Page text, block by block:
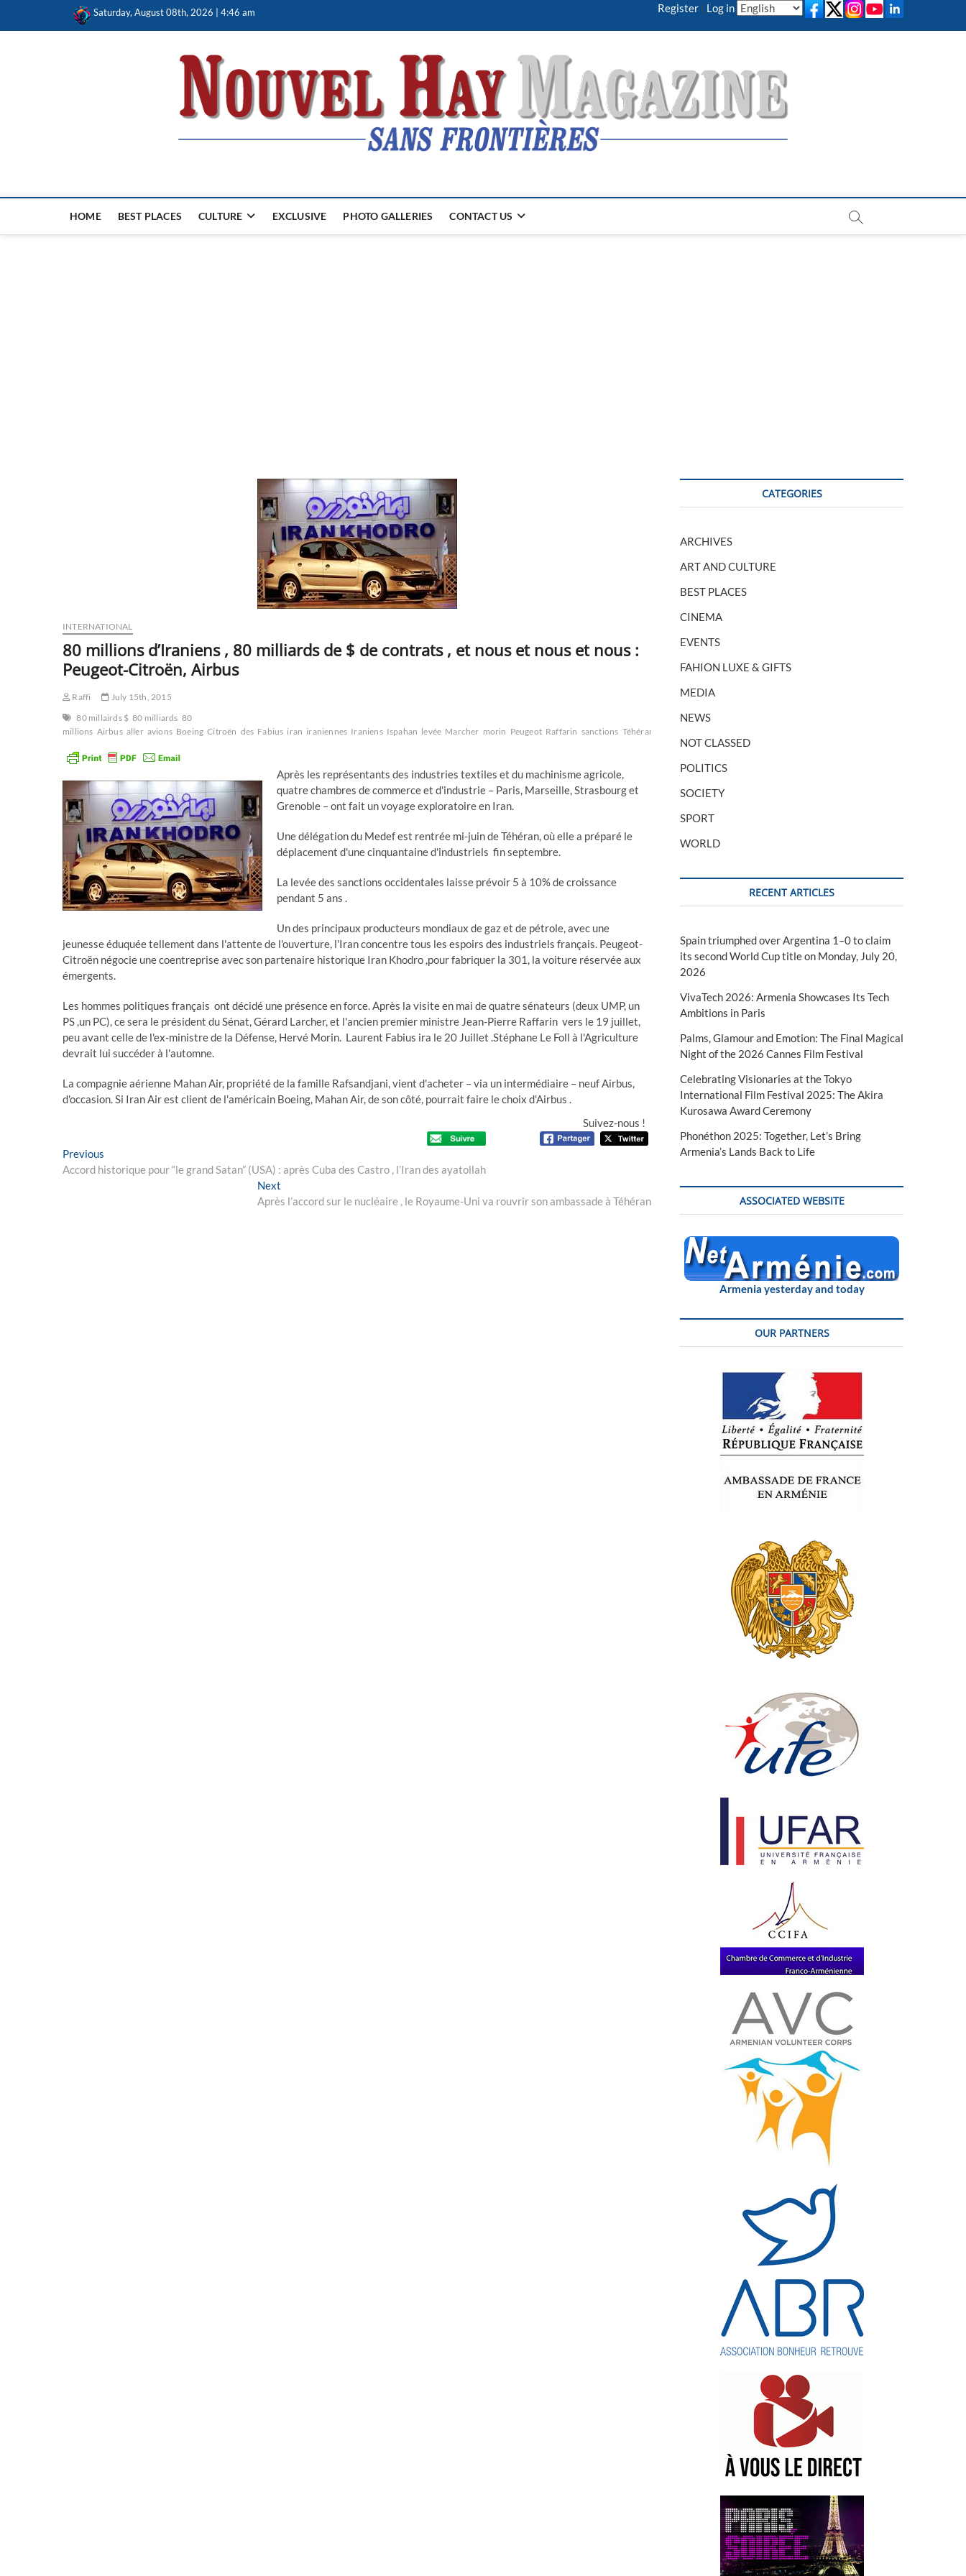
Saturday, August 08th, 2026 | 4:46 am Register | Log in
HOME BEST PLACES CULTURE EXCLUSIVE PHOTO GALLERIES CONTACT US
INTERNATIONAL
80 millions d’Iraniens , 80 milliards de $ de contrats , et nous et nous et nous :
Peugeot-Citroën, Airbus
Raffi
July 15th, 2015
80 millairds $ 80 milliards 80
millions Airbus aller avions Boeing Citroën des Fabius iran iraniennes Iraniens Ispahan levée Marcher morin Peugeot Raffarin sanctions Téhéran
Après les représentants des industries textiles et du machinisme agricole,
quatre chambres de commerce et d'industrie – Paris, Marseille, Strasbourg et
Grenoble – ont fait un voyage exploratoire en Iran.
Une délégation du Medef est rentrée mi-juin de Téhéran, où elle a préparé le
déplacement d'une cinquantaine d'industriels fin septembre.
La levée des sanctions occidentales laisse prévoir 5 à 10% de croissance
pendant 5 ans .
Un des principaux producteurs mondiaux de gaz et de pétrole, avec une
jeunesse éduquée tellement dans l'attente de l'ouverture, l'Iran concentre tous les espoirs des industriels français. Peugeot-
Citroën négocie une coentreprise avec son partenaire historique Iran Khodro ,pour fabriquer la 301, la voiture réservée aux
émergents.
Les hommes politiques français ont décidé une présence en force. Après la visite en mai de quatre sénateurs (deux UMP, un
PS ,un PC), ce sera le président du Sénat, Gérard Larcher, et l'ancien premier ministre Jean-Pierre Raffarin vers le 19 juillet,
peu avant celle de l'ex-ministre de la Défense, Hervé Morin. Laurent Fabius ira le 20 Juillet .Stéphane Le Foll à l'Agriculture
devrait lui succéder à l'automne.
La compagnie aérienne Mahan Air, propriété de la famille Rafsandjani, vient d'acheter – via un intermédiaire – neuf Airbus,
d'occasion. Si Iran Air est client de l'américain Boeing, Mahan Air, de son côté, pourrait faire le choix d'Airbus .
Suivez-nous !
Post
navigation
Previous
post:
Accord historique pour “le grand Satan” (USA) : après Cuba des Castro , l’Iran des ayatollah
Next
post:
Après l’accord sur le nucléaire , le Royaume-Uni va rouvrir son ambassade à Téhéran
CATEGORIES
ARCHIVES
ART AND CULTURE
BEST PLACES
CINEMA
EVENTS
FAHION LUXE & GIFTS
MEDIA
NEWS
NOT CLASSED
POLITICS
SOCIETY
SPORT
WORLD
RECENT ARTICLES
Spain triumphed over Argentina 1–0 to claim
its second World Cup title on Monday, July 20,
2026
VivaTech 2026: Armenia Showcases Its Tech
Ambitions in Paris
Palms, Glamour and Emotion: The Final Magical
Night of the 2026 Cannes Film Festival
Celebrating Visionaries at the Tokyo
International Film Festival 2025: The Akira
Kurosawa Award Ceremony
Phonéthon 2025: Together, Let’s Bring
Armenia’s Lands Back to Life
ASSOCIATED WEBSITE
Armenia yesterday and today
OUR PARTNERS